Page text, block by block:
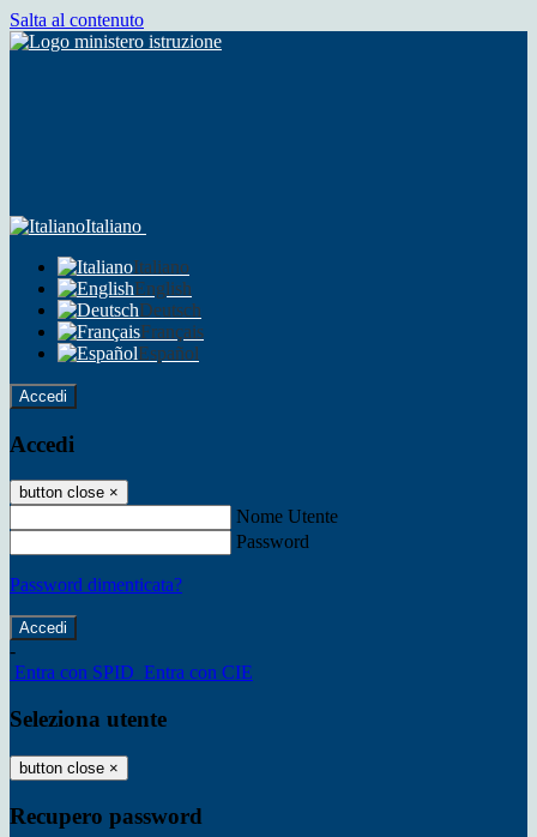
Salta al contenuto
Italiano
Italiano
English
Deutsch
Français
Español
Accedi
Accedi
button close ×
Nome Utente
Password
Password dimenticata?
-
Entra con SPID Entra con CIE
Seleziona utente
button close ×
Recupero password